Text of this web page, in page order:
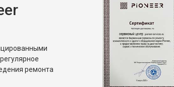
ремонта